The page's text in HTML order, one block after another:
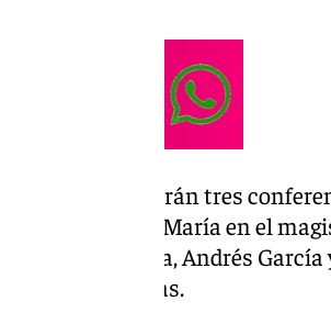
se realizarán tres
y la figura de María en el
Antonio Aguilera, Andrés
Manuel Llamas.